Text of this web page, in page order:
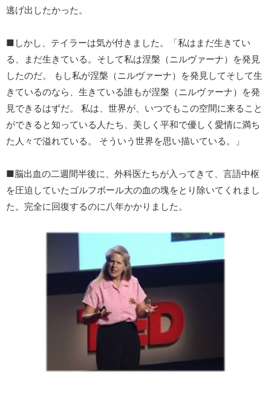
逃げ出したかった。
■しかし、テイラーは気が付きました。「私はまだ生きてい
る、まだ生きている。そして私は涅槃（ニルヴァーナ）を発見
したのだ。 もし私が涅槃（ニルヴァーナ）を発見してそして生
きているのなら、生きている誰もが涅槃（ニルヴァーナ）を発
見できるはずだ。 私は、世界が、いつでもこの空間に来ること
ができると知っている人たち、美しく平和で優しく愛情に満ち
た人々で溢れている。 そういう世界を思い描いている。」
■脳出血の二週間半後に、外科医たちが入ってきて、言語中枢
を圧迫していたゴルフボール大の血の塊をとり除いてくれまし
た。完全に回復するのに八年かかりました。